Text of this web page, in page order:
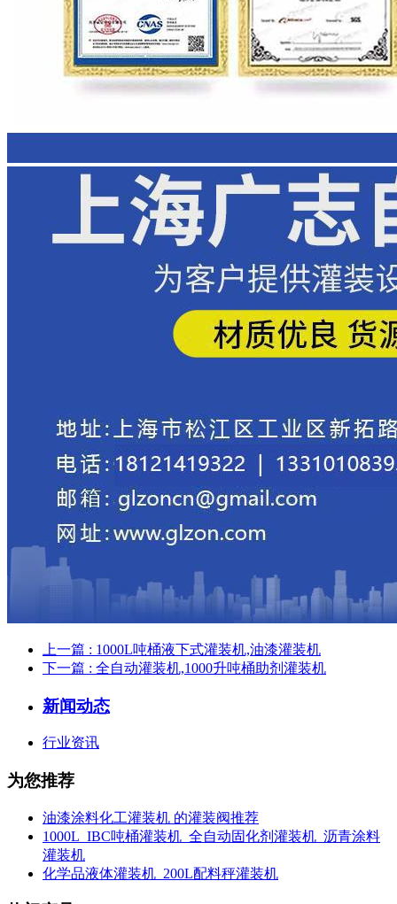
上一篇 : 1000L吨桶液下式灌装机,油漆灌装机
下一篇 : 全自动灌装机,1000升吨桶助剂灌装机
新闻动态
行业资讯
为您推荐
油漆涂料化工灌装机 的灌装阀推荐
1000L_IBC吨桶灌装机_全自动固化剂灌装机_沥青涂料
灌装机
化学品液体灌装机_200L配料秤灌装机